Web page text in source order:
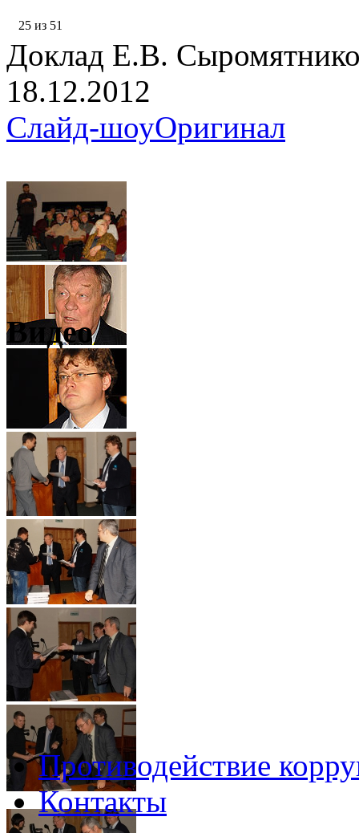
25 из 51
Доклад Е.В.
18.12.2012
Слайд-шоуОригинал
Видео
Противодействие
Контакты